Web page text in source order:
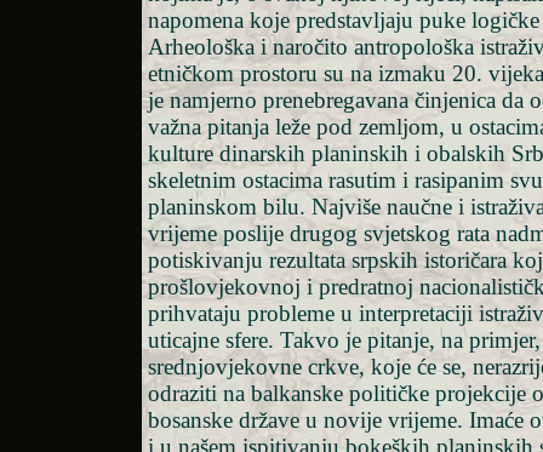
napomena koje predstavljaju puke
Arheološka i naročito antropološka
etničkom prostoru su na izmaku 20.
je namjerno prenebregavana činjenica da
važna pitanja leže pod zemljom, u
kulture dinarskih planinskih i obalskih
skeletnim ostacima rasutim i rasipanim
planinskom bilu. Najviše naučne i
vrijeme poslije drugog svjetskog rata
potiskivanju rezultata srpskih istoričara
prošlovjekovnoj i predratnoj
prihvataju probleme u interpretaciji
uticajne sfere. Takvo je pitanje, na
srednjovjekovne crkve, koje će se,
odraziti na balkanske političke projekcije
bosanske države u novije vrijeme. Imaće
i u našem ispitivanju bokeških planinskih